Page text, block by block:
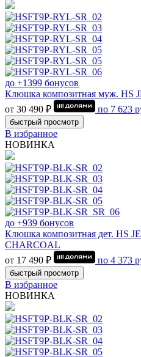
до +1399 бонусов
Клюшка композитная муж. HS
от 30 490 ₽
по 7 623
быстрый просмотр
В избранное
НОВИНКА
до +939 бонусов
Клюшка композитная дет. HS
CHARCOAL
от 17 490 ₽
по 4 373
быстрый просмотр
В избранное
НОВИНКА